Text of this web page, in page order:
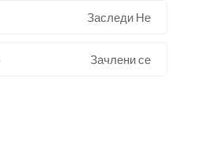
Заследи Не
Зачлени се